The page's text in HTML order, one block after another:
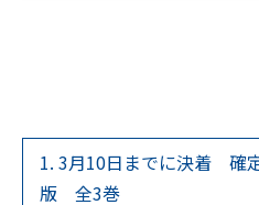
1. 3月10日までに決着 確
版 全3巻